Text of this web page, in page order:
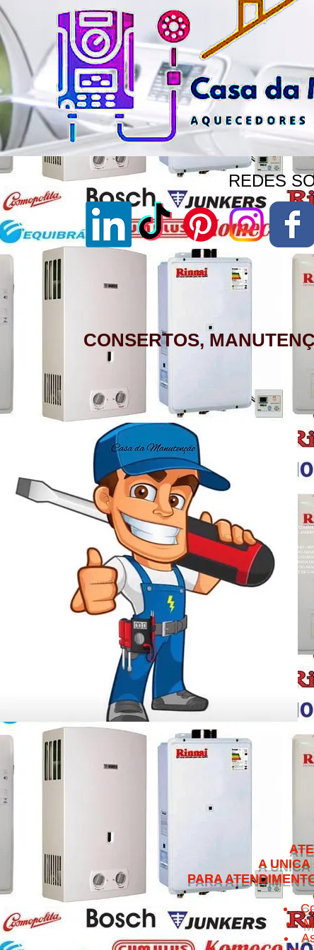
REDES
CONSERTOS,
AQUECEDOR A GÁS , CONSERTO,
LOJA A HONORIO GURGEL RIO DE
ZONA NORTE
ACARÍ - ANCHIETA - BARROS FILHO -
NETO - COLÉGIO - COMPLEXO DO
RAINHA - GUADALUPE - HONÓRIO
HERMES - OSVALDO CRUZ - PARADA
- PENHA CIRCULAR - QUINTINO
- TURIAÇÚ - VAZ LOBO - VICENTE DE
ALEGRE
AQUECEDOR A GÁS, CONSERTO,
MANUTENÇÃO, INSTALAÇÃO, ASSISTÊNCIA
TÉCNICA RINNAI RUA BARATA RIBEIRO 232
COPACABANA RIO DE JANEIRO
BAIRROS DE ATENDIMENTO RJ
ZONA SUL
BOTAFOGO - CATETE - COPACABANA -
COSME VELHO - FLAMENGO - GÁVEA -
HUMAITÁ - IPANEMA - JARDIM BOTÂNICO -
LAGOA - LARANJEIRAS - LEBLON - LEME -
ROCINHA - SÃO CONRADO - URCA
ATENDEMOS NO
A UNICA QUE CUMPRE
PARA ATENDIMENTO NO